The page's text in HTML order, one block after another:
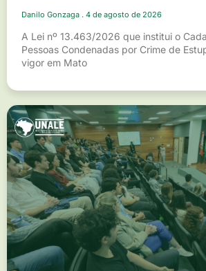
Danilo Gonzaga 4 de agosto de 2026
A Lei nº 13.463/2026 que institui o
Pessoas Condenadas por Crime de
vigor em Mato